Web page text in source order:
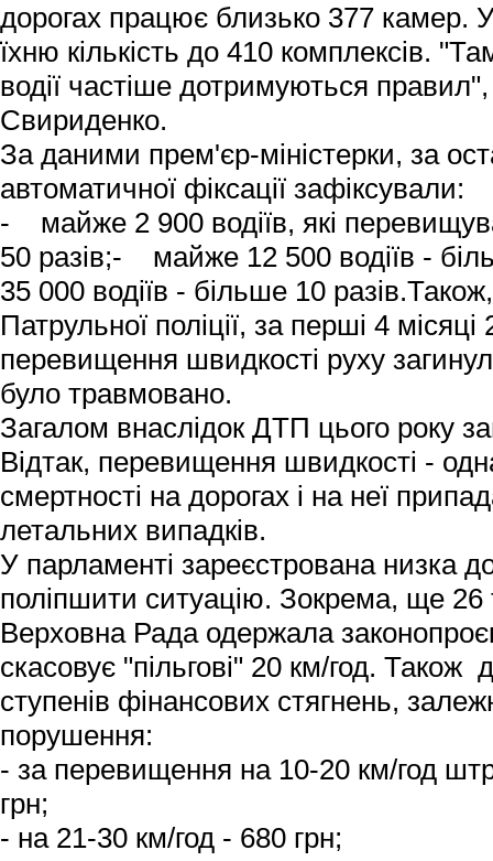
дорогах працює близько 377 камер.
їхню кількість до 410 комплексів.
водії частіше дотримуються
Свириденко.
За даними прем'єр-міністерки, за
автоматичної фіксації зафіксували:
- майже 2 900 водіїв, які
50 разів;- майже 12 500 водіїв -
35 000 водіїв - більше 10
Патрульної поліції, за перші 4
перевищення швидкості руху
було травмовано.
Загалом внаслідок ДТП цього року
Відтак, перевищення швидкості -
смертності на дорогах і на неї
летальних випадків.
У парламенті зареєстрована низка
поліпшити ситуацію. Зокрема, ще 26
Верховна Рада одержала
скасовує "пільгові" 20 км/год.
ступенів фінансових стягнень,
порушення:
- за перевищення на 10-20 км/год
грн;
- на 21-30 км/год - 680 грн;